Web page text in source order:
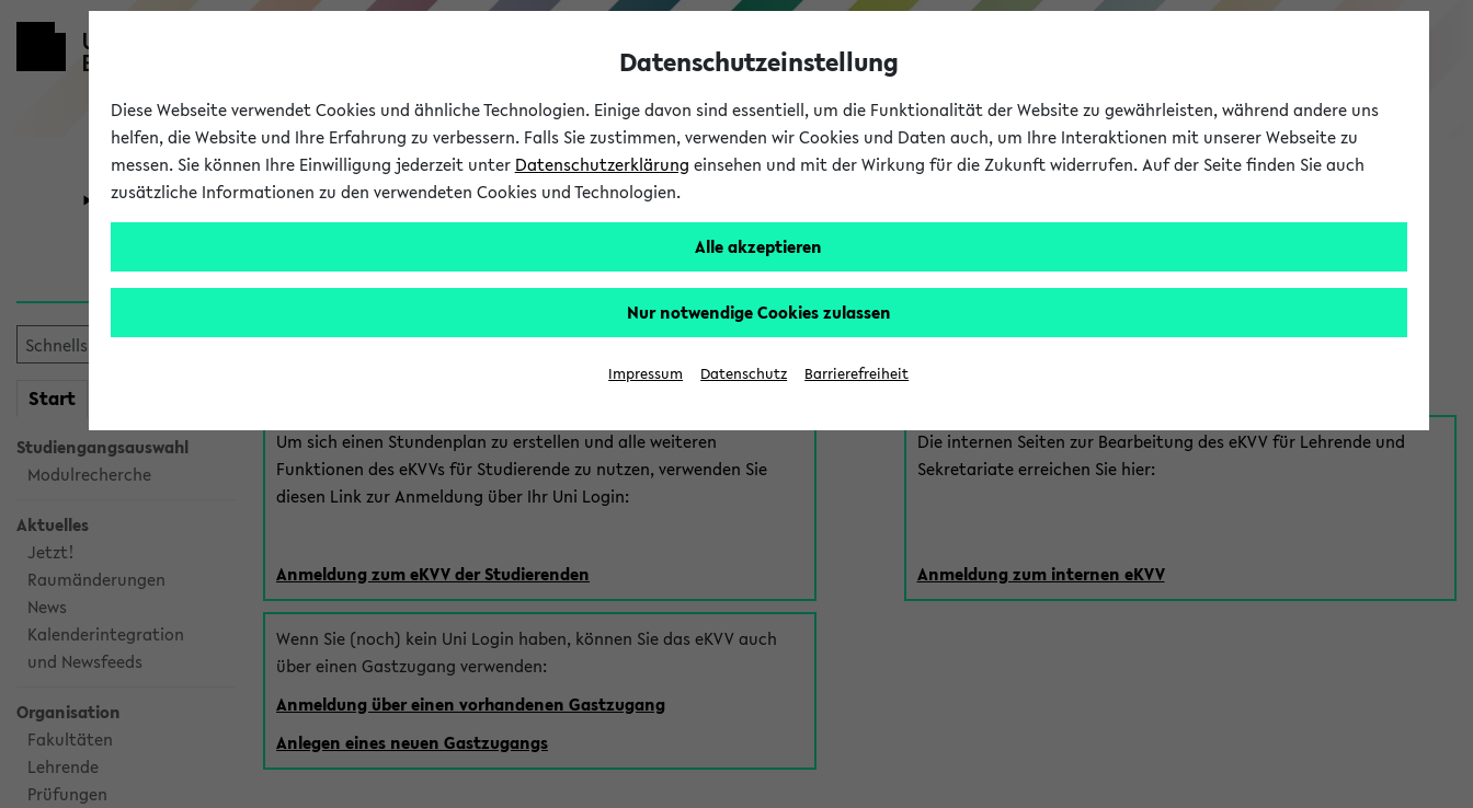
eKVV
Universität Forschung Studium
Start
Studiengangsauswahl
Modulrecherche
Aktuelles
Jetzt!
Raumänderungen
News
Kalenderintegration
und Newsfeeds
Organisation
Fakultäten
Lehrende
Prüfungen
Anmeldung am eKVV
Es gibt mehrere Möglichkeiten zur Anmeldung am eKVV. Bitte wählen Sie die für Sie richtige aus:
Um sich einen Stundenplan zu erstellen und alle weiteren
Funktionen des eKVVs für Studierende zu nutzen, verwenden Sie
diesen Link zur Anmeldung über Ihr Uni Login:
Anmeldung zum eKVV der Studierenden
Wenn Sie (noch) kein Uni Login haben, können Sie das eKVV auch
über einen Gastzugang verwenden:
Anmeldung über einen vorhandenen Gastzugang
Anlegen eines neuen Gastzugangs
eKVV für Mitarbeiter*innen
Die internen Seiten zur Bearbeitung des eKVV für Lehrende und
Sekretariate erreichen Sie hier:
Anmeldung zum internen eKVV
Datenschutzeinstellung
Diese Webseite verwendet Cookies und ähnliche Technologien. Einige davon sind essentiell, um die Funktionalität der Website zu gewährleisten, während andere uns
helfen, die Website und Ihre Erfahrung zu verbessern. Falls Sie zustimmen, verwenden wir Cookies und Daten auch, um Ihre Interaktionen mit unserer Webseite zu
messen. Sie können Ihre Einwilligung jederzeit unter Datenschutzerklärung einsehen und mit der Wirkung für die Zukunft widerrufen. Auf der Seite finden Sie auch
zusätzliche Informationen zu den verwendeten Cookies und Technologien.
Alle akzeptieren
Nur notwendige Cookies zulassen
Impressum Datenschutz Barrierefreiheit